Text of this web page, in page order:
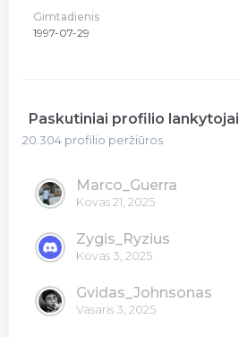
Gimtadienis
1997-07-29
Paskutiniai profilio lankytojai
20.304 profilio peržiūros
Marco_Guerra
Kovas 21, 2025
Zygis_Ryzius
Kovas 3, 2025
Gvidas_Johnsonas
Vasaris 3, 2025